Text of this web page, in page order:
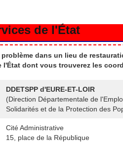
de l'État
dans un lieu de
l'État dont vous trouverez les
DDETSPP d'EURE-ET-LOIR
(Direction Départementale de
Solidarités et de la Protection des
Cité Administrative
15, place de la République